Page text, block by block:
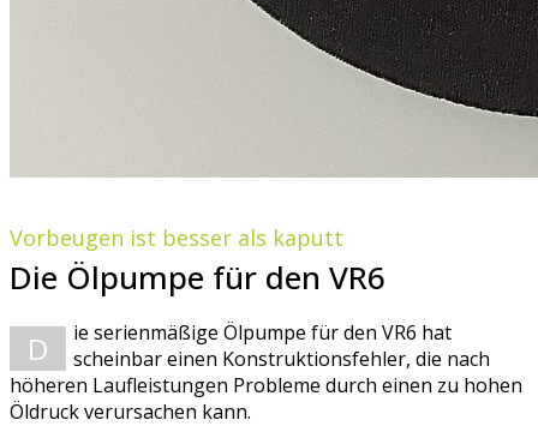
Vorbeugen ist besser als kaputt
Die Ölpumpe für den VR6
D
ie serienmäßige Ölpumpe für den VR6 hat
scheinbar einen Konstruktionsfehler, die nach
höheren Laufleistungen Probleme durch einen zu hohen
Öldruck verursachen kann.